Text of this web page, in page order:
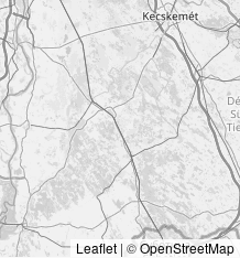
Leaflet | ©OpenStreetMap